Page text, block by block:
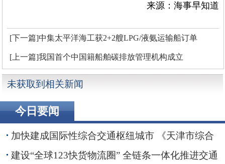
来源：海事早知道
[下一篇]中集太平洋海工获2+2艘LPG/液氨运输船订单
[上一篇]我国首个中国籍船舶碳排放管理机构成立
未获取到相关新闻
今日要闻
加快建成国际性综合交通枢纽城市 《天津市综合
交通运输“十五五”规划》印发
建设“全球123快货物流圈” 全链条一体化推进交通